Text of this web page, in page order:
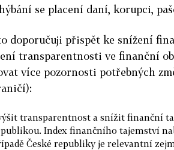
se placení daní, korupci,
doporučuji přispět ke snížení
transparentnosti ve finanční
více pozornosti potřebných
transparentnost a snížit finanční
Index finančního tajemství
České republiky je relevantní